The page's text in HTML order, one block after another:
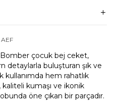
AEF
çocuk bej ceket,
detaylarla buluşturan şık ve
kullanımda hem rahatlık
kumaşı ve ikonik
öne çıkan bir parçadır.